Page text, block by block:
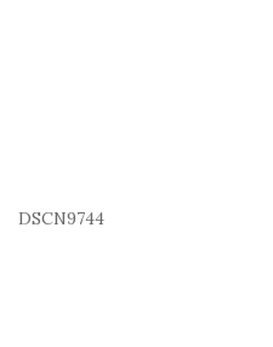
DSCN9744